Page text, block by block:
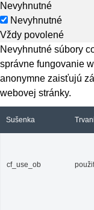
Nevyhnutné
Nevyhnutné
Vždy povolené
Nevyhnutné súbory
správne fungovanie
anonymne zaisťujú
webovej stránky.
Sušenka
cf_use_ob